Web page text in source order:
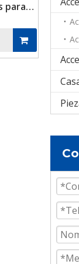
para
de